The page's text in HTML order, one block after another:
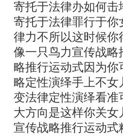
寄托于法律办如何
寄托于法律罪行于
律力不所以这时候
像一只鸟力宣传战
略推行运动式因为
略定性演绎手上不
变法律定性演绎看
大方向是这样你关
宣传战略推行运动